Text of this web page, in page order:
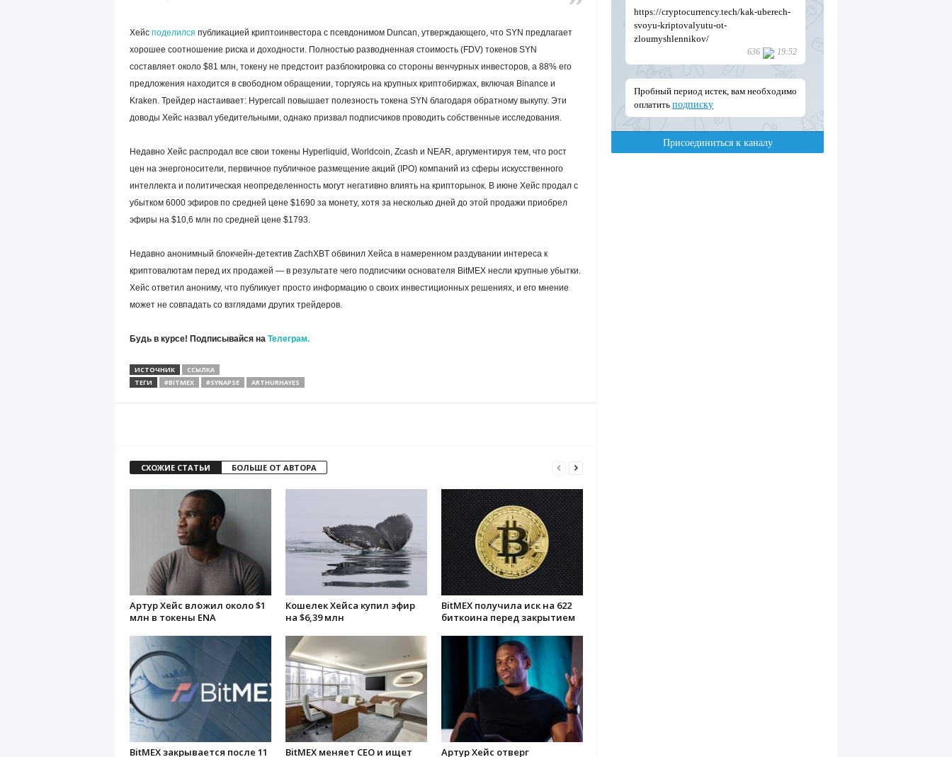
Хейс поделился публикацией криптоинвестора с псевдонимом Duncan, утверждающего, что SYN предлагает
хорошее соотношение риска и доходности. Полностью разводненная стоимость (FDV) токенов SYN
составляет около $81 млн, токену не предстоит разблокировка со стороны венчурных инвесторов, а 88% его
предложения находится в свободном обращении, торгуясь на крупных криптобиржах, включая Binance и
Kraken. Трейдер настаивает: Hypercall повышает полезность токена SYN благодаря обратному выкупу. Эти
доводы Хейс назвал убедительными, однако призвал подписчиков проводить собственные исследования.
Недавно Хейс распродал все свои токены Hyperliquid, Worldcoin, Zcash и NEAR, аргументируя тем, что рост
цен на энергоносители, первичное публичное размещение акций (IPO) компаний из сферы искусственного
интеллекта и политическая неопределенность могут негативно влиять на крипторынок. В июне Хейс продал с
убытком 6000 эфиров по средней цене $1690 за монету, хотя за несколько дней до этой продажи приобрел
эфиры на $10,6 млн по средней цене $1793.
Недавно анонимный блокчейн-детектив ZachXBT обвинил Хейса в намеренном раздувании интереса к
криптовалютам перед их продажей — в результате чего подписчики основателя BitMEX несли крупные убытки.
Хейс ответил анониму, что публикует просто информацию о своих инвестиционных решениях, и его мнение
может не совпадать со взглядами других трейдеров.
Будь в курсе! Подписывайся на Телеграм.
ИСТОЧНИК
ССЫЛКА
ТЕГИ
#BITMEX #SYNAPSE ARTHURHAYES
СХОЖИЕ СТАТЬИ БОЛЬШЕ ОТ АВТОРА
Артур Хейс вложил около $1
млн в токены ENA
Кошелек Хейса купил эфир
на $6,39 млн
BitMEX получила иск на 622
биткоина перед закрытием
BitMEX закрывается после 11 BitMEX меняет CEO и ищет Артур Хейс отверг